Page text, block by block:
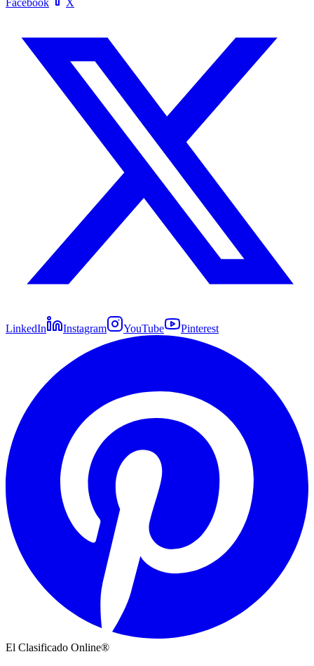
LinkedIn Instagram YouTube Pinterest
El Clasificado Online®